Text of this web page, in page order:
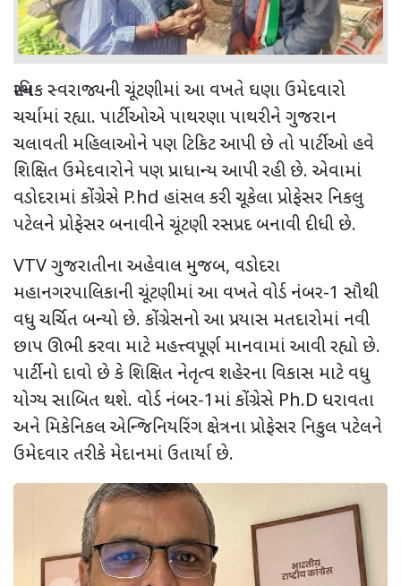
સ્થાનિક સ્વરાજ્યની ચૂંટણીમાં આ વખતે ઘણા ઉમેદવારો
ચર્ચામાં રહ્યા. પાર્ટીઓએ પાથરણા પાથરીને ગુજરાન
ચલાવતી મહિલાઓને પણ ટિકિટ આપી છે તો પાર્ટીઓ હવે
શિક્ષિત ઉમેદવારોને પણ પ્રાધાન્ય આપી રહી છે. એવામાં
વડોદરામાં કોંગ્રેસે P.hd હાંસલ કરી ચૂકેલા પ્રોફેસર નિકલુ
પટેલને પ્રોફેસર બનાવીને ચૂંટણી રસપ્રદ બનાવી દીધી છે.
VTVગુજરાતીના અહેવાલ મુજબ, વડોદરા
મહાનગરપાલિકાની ચૂંટણીમાં આ વખતે વોર્ડ નંબર-1 સૌથી
વધુ ચર્ચિત બન્યો છે. કોંગ્રેસનો આ પ્રયાસ મતદારોમાં નવી
છાપ ઊભી કરવા માટે મહત્ત્વપૂર્ણ માનવામાં આવી રહ્યો છે.
પાર્ટીનો દાવો છે કે શિક્ષિત નેતૃત્વ શહેરના વિકાસ માટે વધુ
યોગ્ય સાબિત થશે. વોર્ડ નંબર-1માં કોંગ્રેસે Ph.D ધરાવતા
અને મિકેનિકલ એન્જિનિયરિંગ ક્ષેત્રના પ્રોફેસર નિકુલ પટેલને
ઉમેદવાર તરીકે મેદાનમાં ઉતાર્યા છે.